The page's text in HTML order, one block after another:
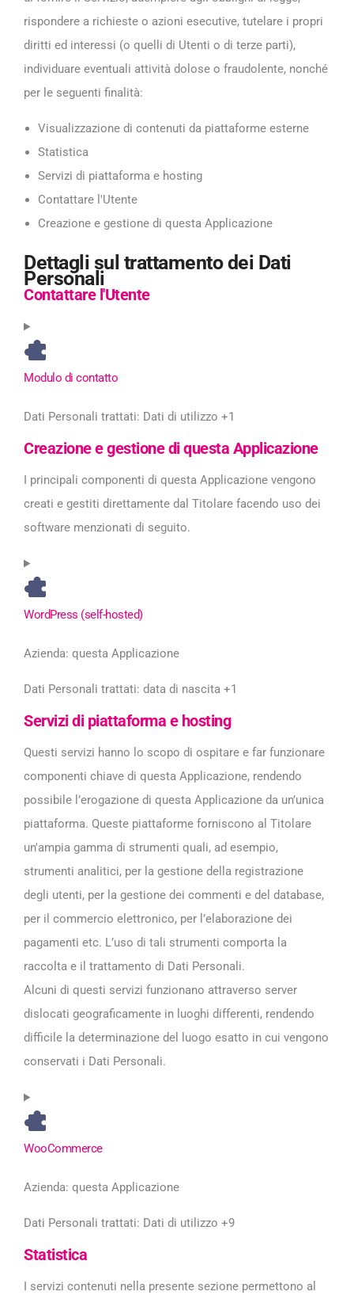
rispondere a richieste o azioni esecutive, tutelare i propri
diritti ed interessi (o quelli di Utenti o di terze parti),
individuare eventuali attività dolose o fraudolente, nonché
per le seguenti finalità:
Visualizzazione di contenuti da piattaforme esterne
Statistica
Servizi di piattaforma e hosting
Contattare l'Utente
Creazione e gestione di questa Applicazione
Dettagli sul trattamento dei Dati
Personali
Contattare l'Utente
Modulo di contatto
Dati Personali trattati: Dati di utilizzo +1
Creazione e gestione di questa Applicazione
I principali componenti di questa Applicazione vengono
creati e gestiti direttamente dal Titolare facendo uso dei
software menzionati di seguito.
WordPress (self-hosted)
Azienda: questa Applicazione
Dati Personali trattati: data di nascita +1
Servizi di piattaforma e hosting
Questi servizi hanno lo scopo di ospitare e far funzionare
componenti chiave di questa Applicazione, rendendo
possibile l’erogazione di questa Applicazione da un’unica
piattaforma. Queste piattaforme forniscono al Titolare
un'ampia gamma di strumenti quali, ad esempio,
strumenti analitici, per la gestione della registrazione
degli utenti, per la gestione dei commenti e del database,
per il commercio elettronico, per l’elaborazione dei
pagamenti etc. L’uso di tali strumenti comporta la
raccolta e il trattamento di Dati Personali.
Alcuni di questi servizi funzionano attraverso server
dislocati geograficamente in luoghi differenti, rendendo
difficile la determinazione del luogo esatto in cui vengono
conservati i Dati Personali.
WooCommerce
Azienda: questa Applicazione
Dati Personali trattati: Dati di utilizzo +9
Statistica
I servizi contenuti nella presente sezione permettono al